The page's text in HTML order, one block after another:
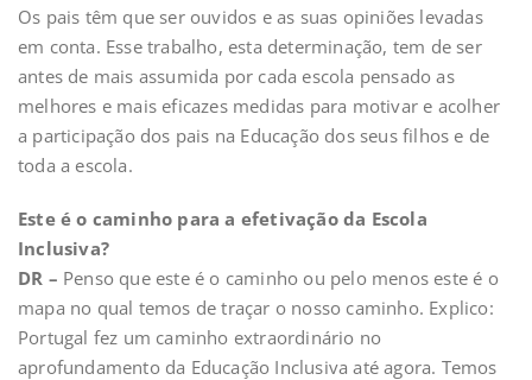
Os pais têm que ser ouvidos e as suas opiniões levadas
em conta. Esse trabalho, esta determinação, tem de ser
antes de mais assumida por cada escola pensado as
melhores e mais eficazes medidas para motivar e acolher
a participação dos pais na Educação dos seus filhos e de
toda a escola.
Este é o caminho para a efetivação da Escola
Inclusiva?
DR – Penso que este é o caminho ou pelo menos este é o
mapa no qual temos de traçar o nosso caminho. Explico:
Portugal fez um caminho extraordinário no
aprofundamento da Educação Inclusiva até agora. Temos